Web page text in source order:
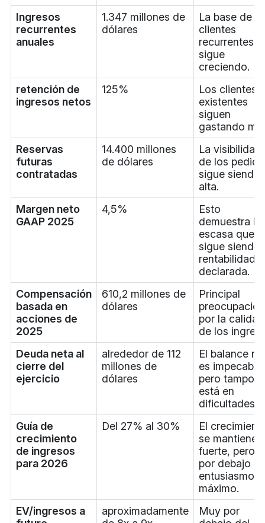
Ingresos
recurrentes
anuales
1.347 millones de
dólares
La base de
clientes
recurrentes
sigue
creciendo.
retención de
ingresos netos
125%
Los clientes
existentes
siguen
gastando
Reservas
futuras
contratadas
14.400 millones
de dólares
La visibilidad
de los
sigue siendo
alta.
Margen neto
GAAP 2025
4,5%
Esto
demuestra lo
escasa que
sigue siendo
rentabilidad
declarada.
Compensación
basada en
acciones de
2025
610,2 millones de
dólares
Principal
preocupación
por la calidad
de los
Deuda neta al
cierre del
ejercicio
alrededor de 112
millones de
dólares
El balance no
es impecable,
pero
está en
dificultades.
Guía de
crecimiento
de ingresos
para 2026
Del 27% al 30%
El
se mantiene
fuerte, pero
por debajo
entusiasmo
máximo.
EV/ingresos a
aproximadamente
Muy por